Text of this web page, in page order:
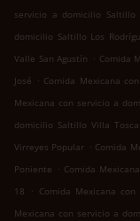
servicio a domicilio Saltillo
domicilio Saltillo Los
Valle San Agustín . Comida
José . Comida Mexicana
Mexicana con servicio a
domicilio Saltillo Villa
Virreyes Popular . Comida
Poniente . Comida
18
. Comida Mexicana
Mexicana con servicio a